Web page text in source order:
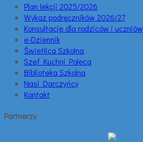
Plan lekcji 2025/2026
Wykaz podręczników 2026/27
Konsultacje dla rodziców i uczniów
e-Dziennik
Świetlica Szkolna
Szef Kuchni Poleca
Biblioteka Szkolna
Nasi Darczyńcy
Kontakt
Partnerzy